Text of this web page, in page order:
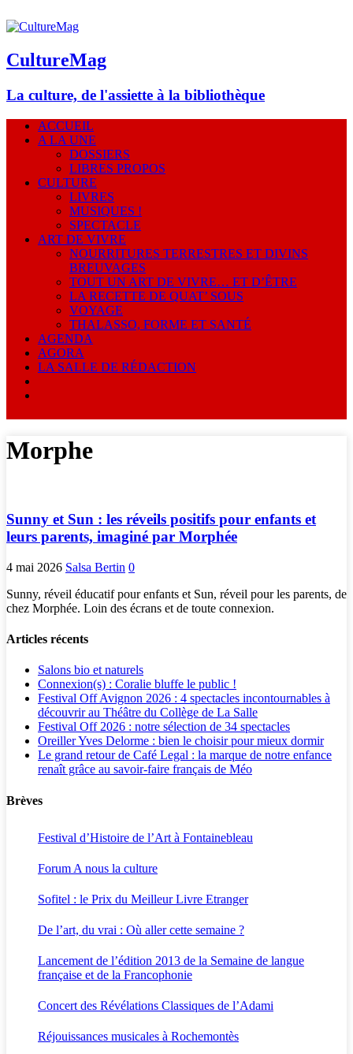
CultureMag
La culture, de l'assiette à la bibliothèque
ACCUEIL
A LA UNE
DOSSIERS
LIBRES PROPOS
CULTURE
LIVRES
MUSIQUES !
SPECTACLE
ART DE VIVRE
NOURRITURES TERRESTRES ET DIVINS
BREUVAGES
TOUT UN ART DE VIVRE… ET D’ÊTRE
LA RECETTE DE QUAT’ SOUS
VOYAGE
THALASSO, FORME ET SANTÉ
AGENDA
AGORA
LA SALLE DE RÉDACTION
Morphe
Sunny et Sun : les réveils positifs pour enfants et
leurs parents, imaginé par Morphée
4 mai 2026 Salsa Bertin 0
Sunny, réveil éducatif pour enfants et Sun, réveil pour les parents, de
chez Morphée. Loin des écrans et de toute connexion.
Articles récents
Salons bio et naturels
Connexion(s) : Coralie bluffe le public !
Festival Off Avignon 2026 : 4 spectacles incontournables à
découvrir au Théâtre du Collège de La Salle
Festival Off 2026 : notre sélection de 34 spectacles
Oreiller Yves Delorme : bien le choisir pour mieux dormir
Le grand retour de Café Legal : la marque de notre enfance
renaît grâce au savoir-faire français de Méo
Brèves
Festival d’Histoire de l’Art à Fontainebleau
Forum A nous la culture
Sofitel : le Prix du Meilleur Livre Etranger
De l’art, du vrai : Où aller cette semaine ?
Lancement de l’édition 2013 de la Semaine de langue
française et de la Francophonie
Concert des Révélations Classiques de l’Adami
Réjouissances musicales à Rochemontès